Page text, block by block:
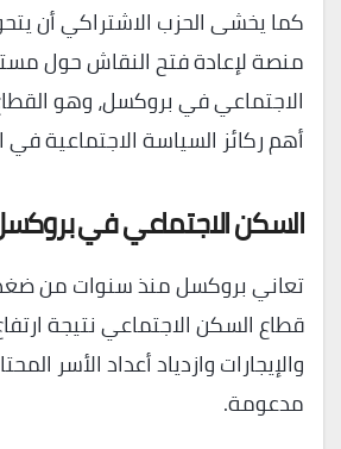
كما يخشى الحزب الاشتراكي أن
منصة لإعادة فتح النقاش حول
الاجتماعي في بروكسل، وهو
أهم ركائز السياسة الاجتماعية
السكن الاجتماعي في
تعاني بروكسل منذ سنوات من
قطاع السكن الاجتماعي نتيجة
والإيجارات وازدياد أعداد الأسر
مدعومة.